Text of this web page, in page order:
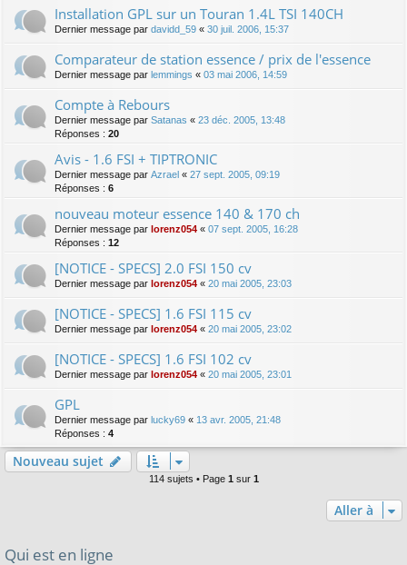
Installation GPL sur un Touran 1.4L TSI 140CH
Dernier message par davidd_59 « 30 juil. 2006, 15:37
Comparateur de station essence / prix de l'essence
Dernier message par lemmings « 03 mai 2006, 14:59
Compte à Rebours
Dernier message par Satanas « 23 déc. 2005, 13:48
Réponses : 20
Avis - 1.6 FSI + TIPTRONIC
Dernier message par Azrael « 27 sept. 2005, 09:19
Réponses : 6
nouveau moteur essence 140 & 170 ch
Dernier message par lorenz054 « 07 sept. 2005, 16:28
Réponses : 12
[NOTICE - SPECS] 2.0 FSI 150 cv
Dernier message par lorenz054 « 20 mai 2005, 23:03
[NOTICE - SPECS] 1.6 FSI 115 cv
Dernier message par lorenz054 « 20 mai 2005, 23:02
[NOTICE - SPECS] 1.6 FSI 102 cv
Dernier message par lorenz054 « 20 mai 2005, 23:01
GPL
Dernier message par lucky69 « 13 avr. 2005, 21:48
Réponses : 4
Nouveau sujet
114 sujets • Page 1 sur 1
Aller à
Qui est en ligne